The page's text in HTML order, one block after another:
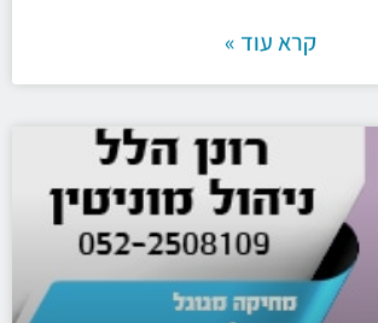
קרא עוד »